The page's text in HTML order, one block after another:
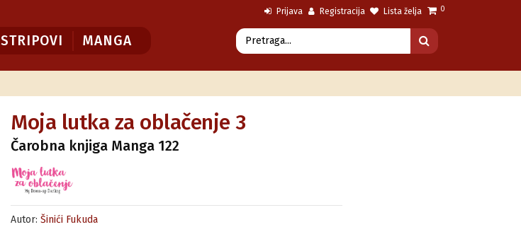
Prijava Registracija Lista želja 0
STRIPOVI MANGA
Moja lutka za oblačenje 3
Čarobna knjiga Manga 122
Autor:Šinići Fukuda